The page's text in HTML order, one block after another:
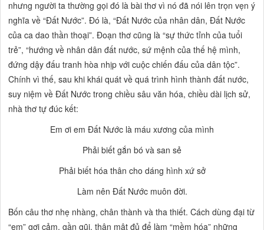
nhưng người ta thường gọi đó là bài thơ vì nó đã nói lên trọn vẹn ý
nghĩa về “Đất Nước”. Đó là, “Đất Nước của nhân dân, Đất Nước
của ca dao thần thoại”. Đoạn thơ cũng là “sự thức tỉnh của tuổi
trẻ”, “hướng về nhân dân đất nước, sứ mệnh của thế hệ mình,
đứng dậy đấu tranh hòa nhịp với cuộc chiến đấu của dân tộc”.
Chính vì thế, sau khi khái quát về quá trình hình thành đất nước,
suy niệm về Đất Nước trong chiều sâu văn hóa, chiều dài lịch sử,
nhà thơ tự đúc kết:
Em ơi em Đất Nước là máu xương của mình
Phải biết gắn bó và san sẻ
Phải biết hóa thân cho dáng hình xứ sở
Làm nên Đất Nước muôn đời.
Bốn câu thơ nhẹ nhàng, chân thành và tha thiết. Cách dùng đại từ
“em” gợi cảm, gần gũi, thân mật đủ để làm “mềm hóa” những